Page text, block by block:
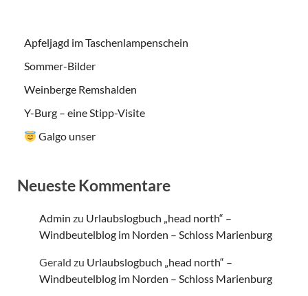
Apfeljagd im Taschenlampenschein
Sommer-Bilder
Weinberge Remshalden
Y-Burg – eine Stipp-Visite
Galgo unser
Neueste Kommentare
Admin zu Urlaubslogbuch „head north“ –
Windbeutelblog im Norden – Schloss Marienburg
Gerald zu Urlaubslogbuch „head north“ –
Windbeutelblog im Norden – Schloss Marienburg